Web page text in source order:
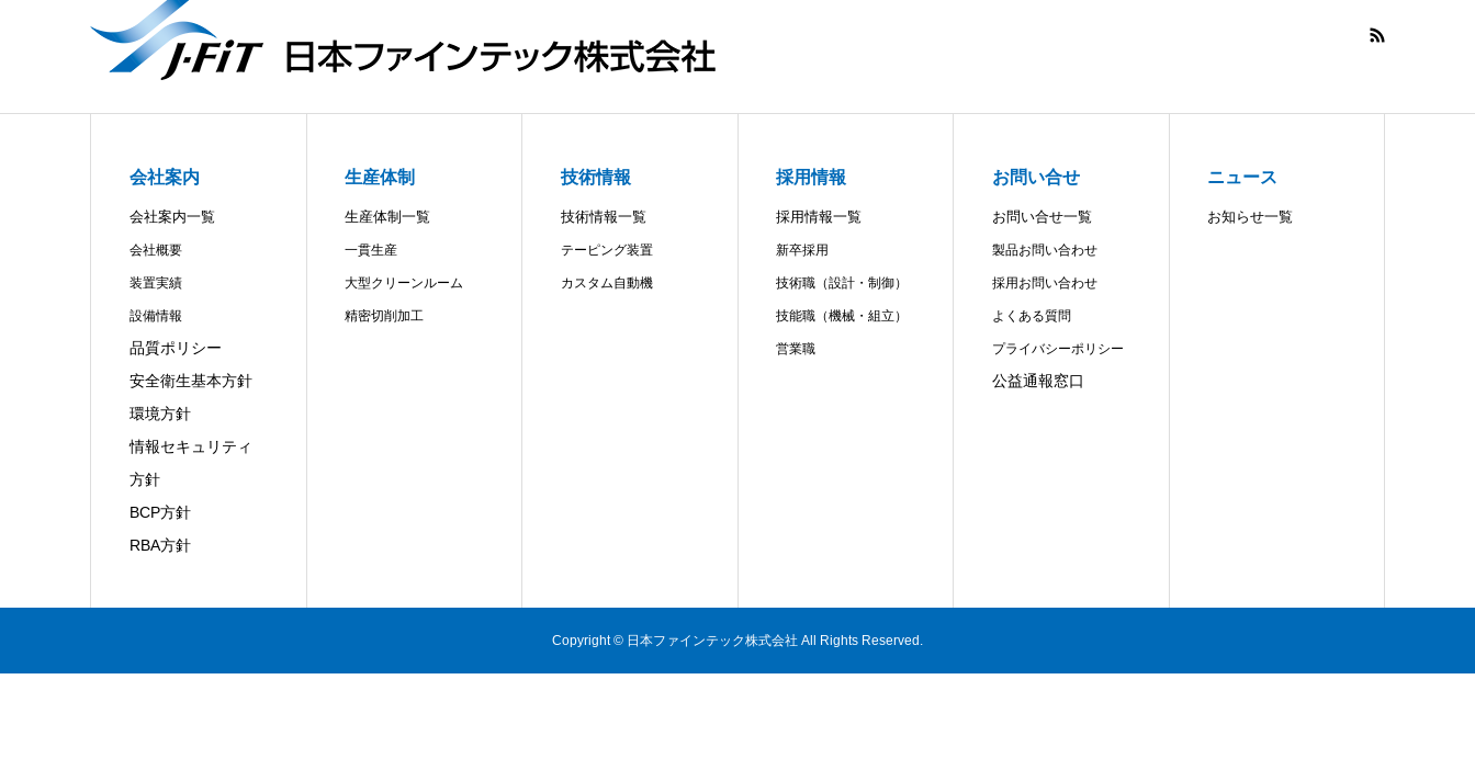
会社案内
会社案内一覧
会社概要
装置実績
設備情報
品質ポリシー
安全衛生基本方針
環境方針
情報セキュリティ
方針
BCP方針
RBA方針
生産体制
生産体制一覧
一貫生産
大型クリーンルーム
精密切削加工
技術情報
技術情報一覧
テーピング装置
カスタム自動機
採用情報
採用情報一覧
新卒採用
技術職（設計・制御）
技能職（機械・組立）
営業職
お問い合せ
お問い合せ一覧
製品お問い合わせ
採用お問い合わせ
よくある質問
プライバシーポリシー
公益通報窓口
ニュース
お知らせ一覧
Copyright © 日本ファインテック株式会社 All Rights Reserved.